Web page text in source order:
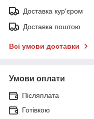
Доставка кур'єром
Доставка поштою
Всі умови доставки
Умови оплати
Післяплата
Готівкою